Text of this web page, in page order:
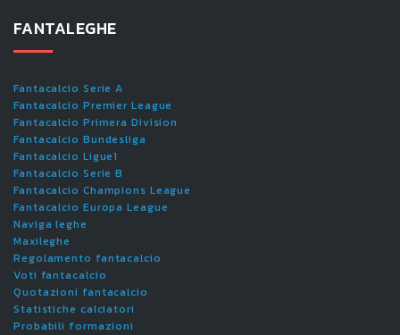
FANTALEGHE
Fantacalcio Serie A
Fantacalcio Premier League
Fantacalcio Primera Division
Fantacalcio Bundesliga
Fantacalcio Ligue1
Fantacalcio Serie B
Fantacalcio Champions League
Fantacalcio Europa League
Naviga leghe
Maxileghe
Regolamento fantacalcio
Voti fantacalcio
Quotazioni fantacalcio
Statistiche calciatori
Probabili formazioni